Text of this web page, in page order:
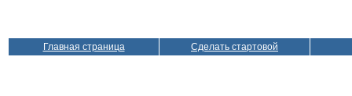
Главная страница Сделать стартовой